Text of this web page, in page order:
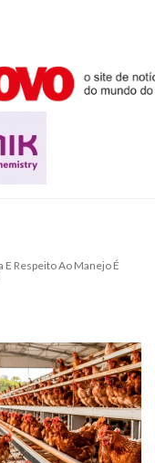
Respeito Ao Manejo É